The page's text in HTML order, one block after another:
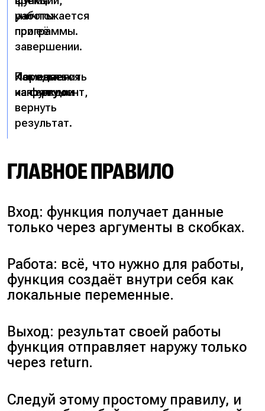
уничтожается
при её
завершении.
работы
программы.
Как изменить
из функции
Изменяется
напрямую.
Передать
как аргумент,
вернуть
результат.
ГЛАВНОЕ ПРАВИЛО
Вход: функция получает данные
только через аргументы в скобках.
Работа: всё, что нужно для работы,
функция создаёт внутри себя как
локальные переменные.
Выход: результат своей работы
функция отправляет наружу только
через return.
Следуй этому простому правилу, и